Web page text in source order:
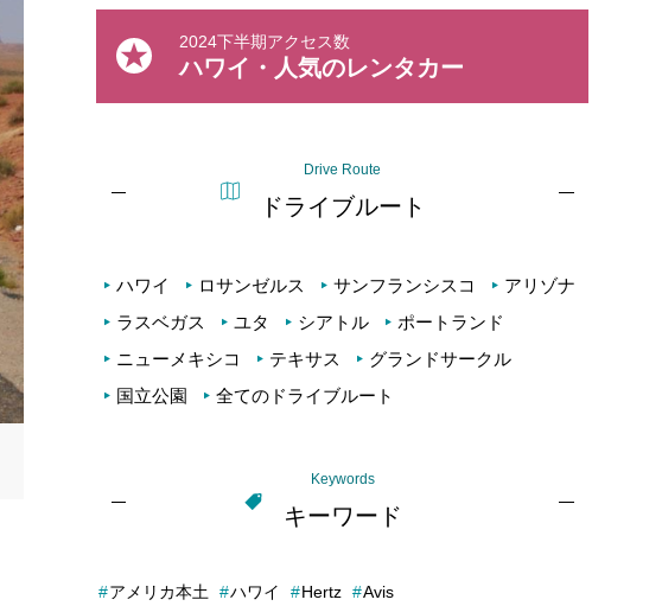
2024下半期アクセス数
ハワイ・人気のレンタカー
Drive Route
ドライブルート
ハワイ ロサンゼルス サンフランシスコ
アリゾナ
ラスベガス
ユタ シアトル
ポートランド
ニューメキシコ
テキサス
グランドサークル
国立公園
全てのドライブルート
Keywords
キーワード
アメリカ本土 ハワイ Hertz
Avis